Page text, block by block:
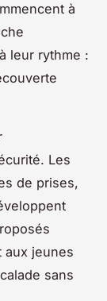
à
leur rythme :
Les
de prises,
aux jeunes
sans